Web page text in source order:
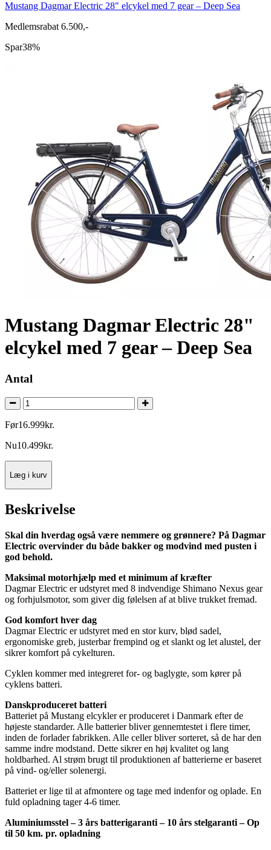
Mustang Dagmar Electric 28" elcykel med 7 gear – Deep Sea
Medlemsrabat 6.500,-
Spar38%
Mustang Dagmar Electric 28"
elcykel med 7 gear – Deep Sea
Antal
Før16.999kr.
Nu10.499kr.
Læg i kurv
Beskrivelse
Skal din hverdag også være nemmere og grønnere? På Dagmar
Electric overvinder du både bakker og modvind med pusten i
god behold.
Maksimal motorhjælp med et minimum af kræfter
Dagmar Electric er udstyret med 8 indvendige Shimano Nexus gear
og forhjulsmotor, som giver dig følelsen af at blive trukket fremad.
God komfort hver dag
Dagmar Electric er udstyret med en stor kurv, blød sadel,
ergonomiske greb, justerbar frempind og et slankt og let alustel, der
sikrer komfort på cykelturen.
Cyklen kommer med integreret for- og baglygte, som kører på
cyklens batteri.
Danskproduceret batteri
Batteriet på Mustang elcykler er produceret i Danmark efter de
højeste standarder. Alle batterier bliver gennemtestet i flere timer,
inden de forlader fabrikken. Alle celler bliver sorteret, så de har den
samme indre modstand. Dette sikrer en høj kvalitet og lang
holdbarhed. Al strøm brugt til produktionen af batterierne er baseret
på vind- og/eller solenergi.
Batteriet er lige til at afmontere og tage med indenfor og oplade. En
fuld opladning tager 4-6 timer.
Aluminiumsstel – 3 års batterigaranti – 10 års stelgaranti – Op
til 50 km. pr. opladning